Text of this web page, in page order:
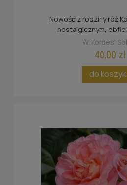
Nowość z rodziny róż
nostalgicznym,
W. Kordes'
40,00 zł
do